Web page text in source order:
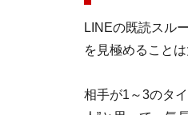
LINEの既読スル
を見極めることは
相手が1～3のタ